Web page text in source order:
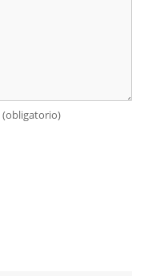
(obligatorio)